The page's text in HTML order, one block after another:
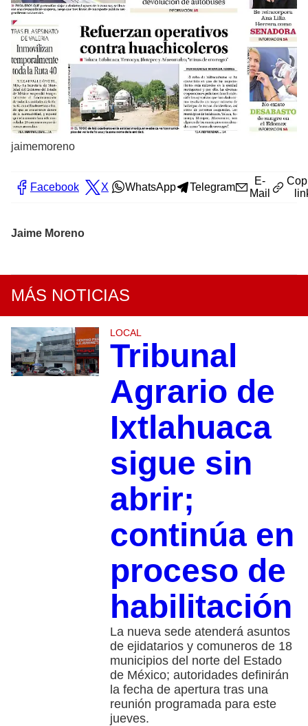
jaimemoreno
Facebook X WhatsApp Telegram
E-
Mail
Jaime Moreno
MÁS NOTICIAS
LOCAL
Tribunal
Agrario de
Ixtlahuaca
sigue sin
abrir;
continúa en
proceso de
habilitación
La nueva sede atenderá asuntos
de ejidatarios y comuneros de 18
municipios del norte del Estado
de México; autoridades definirán
la fecha de apertura tras una
reunión programada para este
jueves.